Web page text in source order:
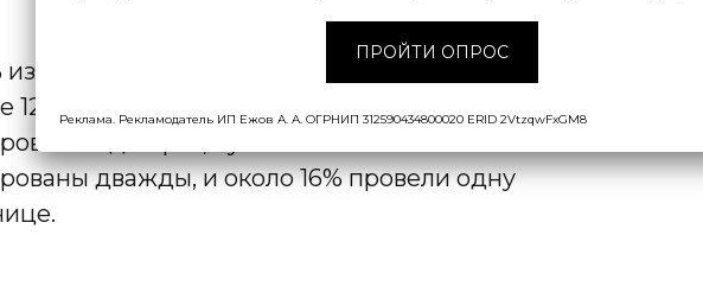
нашей выборки были госпитализированы
12 месяцев. Среди них 64% были
один раз, чуть менее 20% были
дважды, и около 16% провели одну
ПРОЙТИ ОПРОС
Реклама. Рекламодатель ИП Ежов А. А. ОГРНИП 312590434800020 ERID 2VtzqwFxGM8